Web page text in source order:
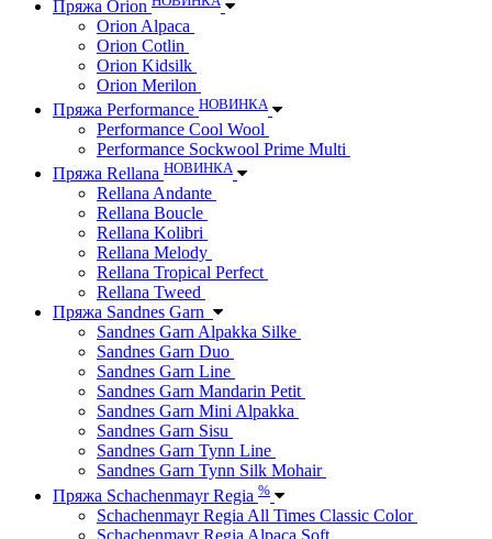
Пряжа Orion
Orion Alpaca
Orion Cotlin
Orion Kidsilk
Orion Merilon
Пряжа Performance НОВИНКА
Performance Cool Wool
Performance Sockwool Prime Multi
Пряжа Rellana НОВИНКА
Rellana Andante
Rellana Boucle
Rellana Kolibri
Rellana Melody
Rellana Tropical Perfect
Rellana Tweed
Пряжа Sandnes Garn
Sandnes Garn Alpakka Silke
Sandnes Garn Duo
Sandnes Garn Line
Sandnes Garn Mandarin Petit
Sandnes Garn Mini Alpakka
Sandnes Garn Sisu
Sandnes Garn Tynn Line
Sandnes Garn Tynn Silk Mohair
Пряжа Schachenmayr Regia %
Schachenmayr Regia All Times Classic Color
Schachenmayr Regia Alpaca Soft